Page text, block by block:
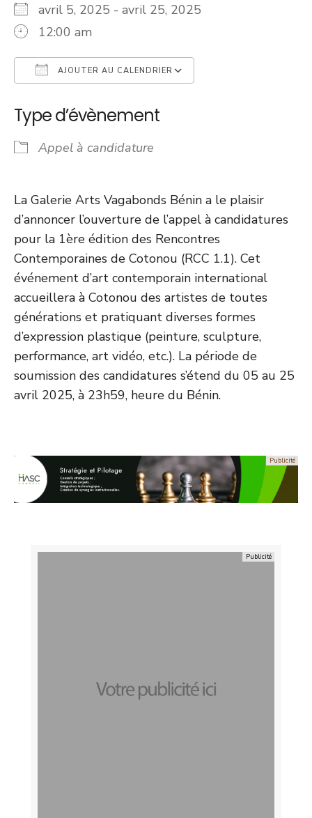
avril 5, 2025 - avril 25, 2025
12:00 am
AJOUTER AU CALENDRIER
Type d’évènement
Appel à candidature
La Galerie Arts Vagabonds Bénin a le plaisir
d’annoncer l’ouverture de l’appel à candidatures
pour la 1ère édition des Rencontres
Contemporaines de Cotonou (RCC 1.1). Cet
événement d’art contemporain international
accueillera à Cotonou des artistes de toutes
générations et pratiquant diverses formes
d’expression plastique (peinture, sculpture,
performance, art vidéo, etc.). La période de
soumission des candidatures s’étend du 05 au 25
avril 2025, à 23h59, heure du Bénin.